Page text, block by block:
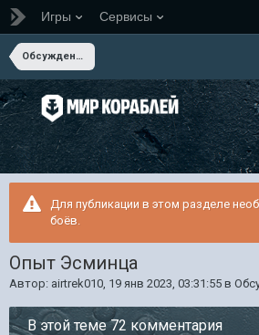
Игры Сервисы
Обсуждение Мира Кораблей
Для публикации в этом разделе
боёв.
Опыт Эсминца
Автор: airtrek010, 19 янв 2023, 03:31:55 в
В этой теме 72 комментария